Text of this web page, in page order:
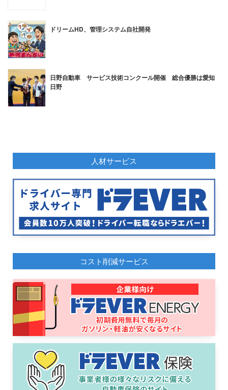
ドリームHD、管理システム自社開発
日野自動車 サービス技術コンクール開催 総合優勝は愛知
日野
人材サービス
コスト削減サービス